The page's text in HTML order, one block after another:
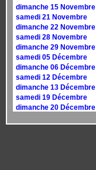
dimanche 15 Novembre
samedi 21 Novembre
dimanche 22 Novembre
samedi 28 Novembre
dimanche 29 Novembre
samedi 05 Décembre
dimanche 06 Décembre
samedi 12 Décembre
dimanche 13 Décembre
samedi 19 Décembre
dimanche 20 Décembre